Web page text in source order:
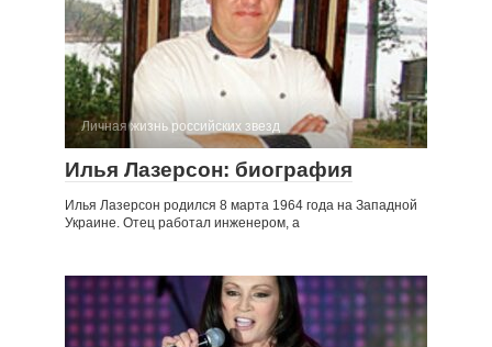
Личная жизнь российских звезд
Илья Лазерсон: биография
Илья Лазерсон родился 8 марта 1964 года на Западной
Украине. Отец работал инженером, а